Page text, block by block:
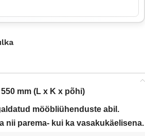
mm (L x K x põhi)
mööbliühenduste abil.
nii parema- kui ka vasakukäelisena.